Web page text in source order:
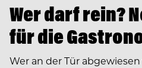
Wer darf rein?
für die
Wer an der Tür